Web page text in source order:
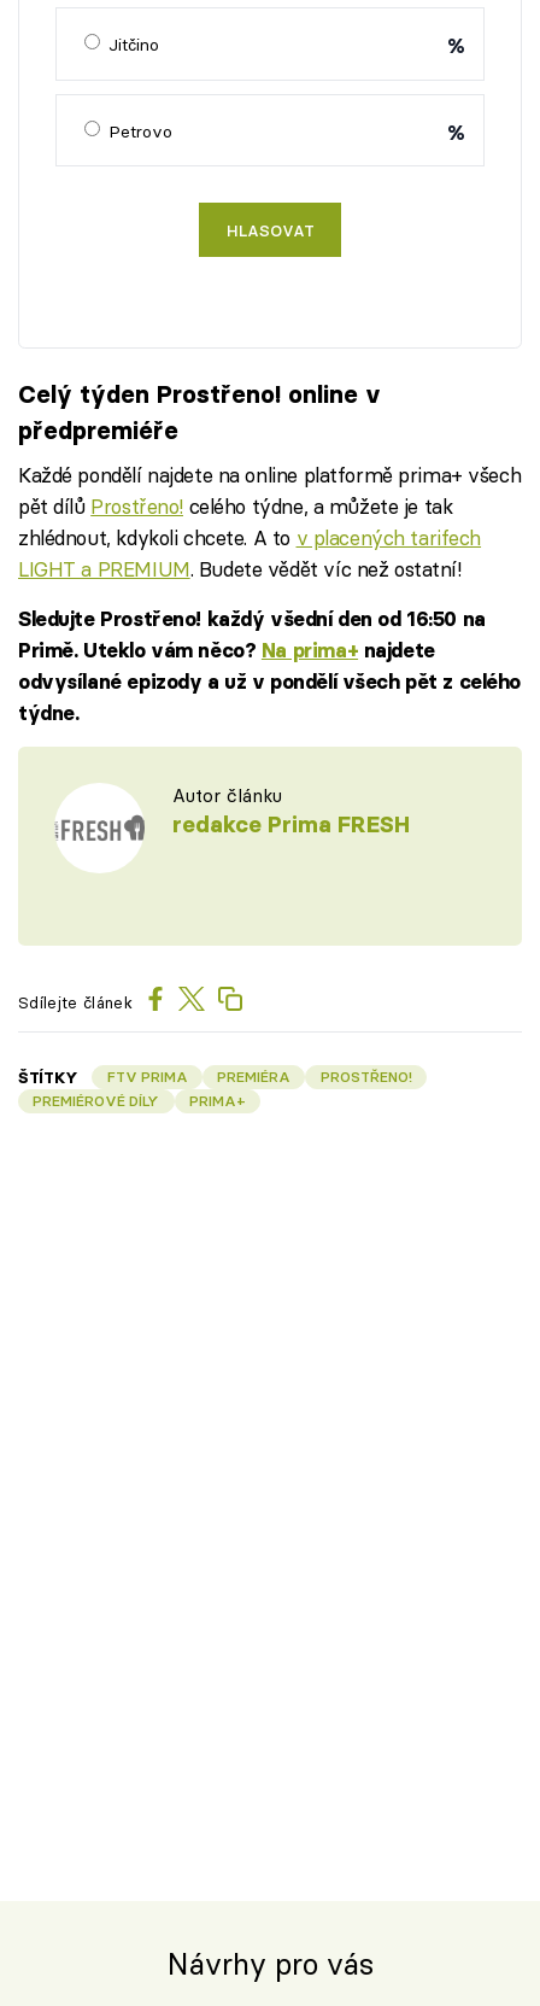
Jitčino %
Petrovo %
HLASOVAT
Celý týden Prostřeno! online v
předpremiéře
Každé pondělí najdete na online platformě prima+ všech
pět dílů Prostřeno!celého týdne, a můžete je tak
zhlédnout, kdykoli chcete. A to v placených tarifech
LIGHT a PREMIUM. Budete vědět víc než ostatní!
Sledujte Prostřeno! každý všední den od 16:50 na
Primě. Uteklo vám něco? Na prima+ najdete
odvysílané epizody a už v pondělí všech pět z celého
týdne.
Autor článku
redakce Prima FRESH
Sdílejte článek
ŠTÍTKY FTV PRIMA PREMIÉRA
PROSTŘENO!
PREMIÉROVÉ DÍLY
PRIMA+
Návrhy pro vás